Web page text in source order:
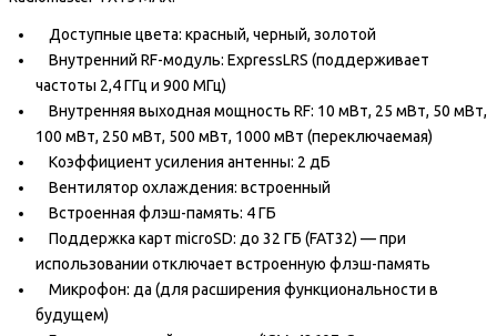
Доступные цвета: красный, черный, золотой
Внутренний RF-модуль: ExpressLRS (поддерживает
частоты 2,4 ГГц и 900 МГц)
Внутренняя выходная мощность RF: 10 мВт, 25 мВт, 50 мВт,
100 мВт, 250 мВт, 500 мВт, 1000 мВт (переключаемая)
Коэффициент усиления антенны: 2 дБ
Вентилятор охлаждения: встроенный
Встроенная флэш-память: 4 ГБ
Поддержка карт microSD: до 32 ГБ (FAT32) — при
использовании отключает встроенную флэш-память
Микрофон: да (для расширения функциональности в
будущем)